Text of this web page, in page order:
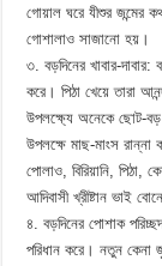
গোয়াল ঘরে যীশুর জন্মের
গোশালাও সাজানো হয়।
৩. বড়দিনের খাবার-দাবার:
করে। পিঠা খেয়ে তারা
উপলক্ষ্যে অনেকে ছোট-বড়
উপলক্ষে মাছ-মাংস রান্না
পোলাও, বিরিয়ানি, পিঠা,
আদিবাসী খ্রীষ্টান ভাই
৪. বড়দিনের পোশাক
পরিধান করে। নতুন কেনা